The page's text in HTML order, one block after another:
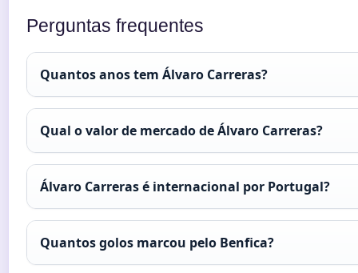
Perguntas frequentes
Quantos anos tem Álvaro Carreras?
Qual o valor de mercado de Álvaro Carreras?
Álvaro Carreras é internacional por Portugal?
Quantos golos marcou pelo Benfica?